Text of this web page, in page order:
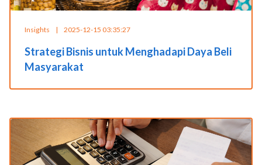
Insights | 2025-12-15 03:35:27
Strategi Bisnis untuk Menghadapi Daya Beli
Masyarakat